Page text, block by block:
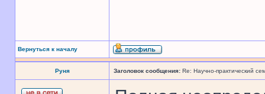
Вернуться к началу
Руня Заголовок сообщения: Re: Научно-практический